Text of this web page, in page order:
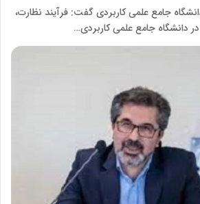
جامع علمی کاربردی گفت: فرآیند نظارت،
دانشگاه جامع علمی کاربردی…